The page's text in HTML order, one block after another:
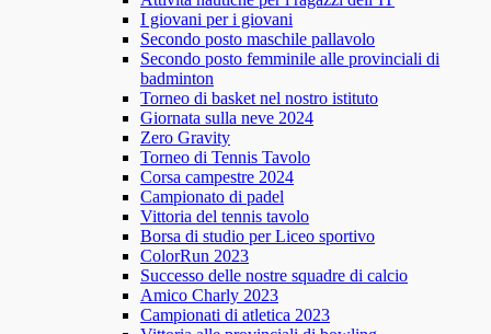
I giovani per i giovani
Secondo posto maschile pallavolo
Secondo posto femminile alle provinciali di
badminton
Torneo di basket nel nostro istituto
Giornata sulla neve 2024
Zero Gravity
Torneo di Tennis Tavolo
Corsa campestre 2024
Campionato di padel
Vittoria del tennis tavolo
Borsa di studio per Liceo sportivo
ColorRun 2023
Successo delle nostre squadre di calcio
Amico Charly 2023
Campionati di atletica 2023